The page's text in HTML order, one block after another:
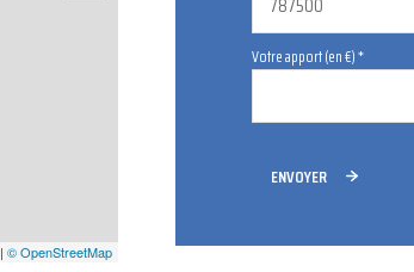
| © OpenStreetMap
Votre apport (en €) *
ENVOYER